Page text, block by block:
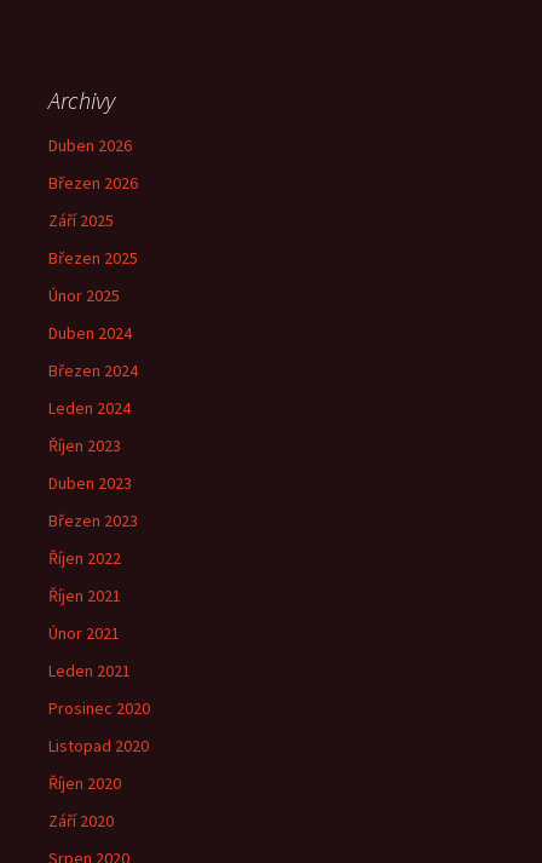
Archivy
Duben 2026
Březen 2026
Září 2025
Březen 2025
Únor 2025
Duben 2024
Březen 2024
Leden 2024
Říjen 2023
Duben 2023
Březen 2023
Říjen 2022
Říjen 2021
Únor 2021
Leden 2021
Prosinec 2020
Listopad 2020
Říjen 2020
Září 2020
Srpen 2020